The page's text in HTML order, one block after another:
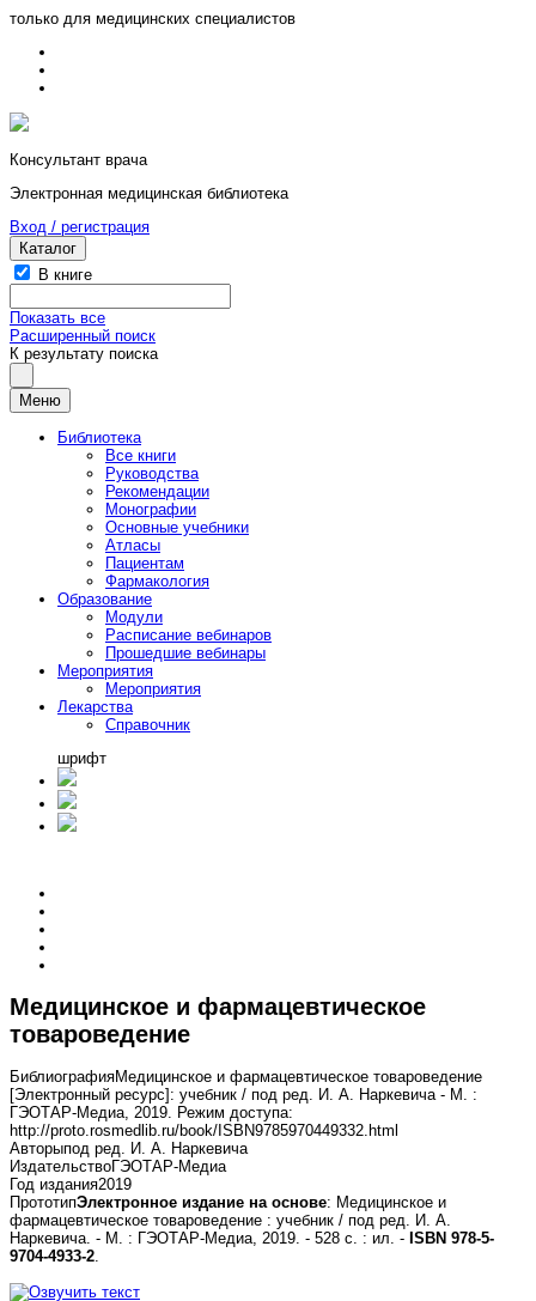
только для медицинских специалистов
Консультант врача
Электронная медицинская библиотека
Вход / регистрация
Каталог
В книге
Показать все
Расширенный поиск
К результату поиска
Меню
Библиотека
Все книги
Руководства
Рекомендации
Монографии
Основные учебники
Атласы
Пациентам
Фармакология
Образование
Модули
Расписание вебинаров
Прошедшие вебинары
Мероприятия
Мероприятия
Лекарства
Справочник
шрифт
Медицинское и фармацевтическое
товароведение
БиблиографияМедицинское и фармацевтическое товароведение
[Электронный ресурс]: учебник / под ред. И. А. Наркевича - М. :
ГЭОТАР-Медиа, 2019. Режим доступа:
http://proto.rosmedlib.ru/book/ISBN9785970449332.html
Авторыпод ред. И. А. Наркевича
ИздательствоГЭОТАР-Медиа
Год издания2019
ПрототипЭлектронное издание на основе: Медицинское и
фармацевтическое товароведение : учебник / под ред. И. А.
Наркевича. - М. : ГЭОТАР-Медиа, 2019. - 528 с. : ил. - ISBN 978-5-
9704-4933-2.